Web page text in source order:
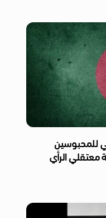
للمحبوسين
معتقلي الرأي